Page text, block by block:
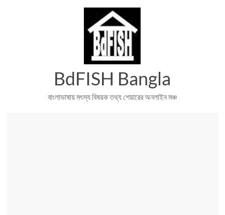
BdFISH Bangla
বাংলাভাষায় মৎস্য বিষয়ক তথ্য শেয়ারের অনলাইন মঞ্চ